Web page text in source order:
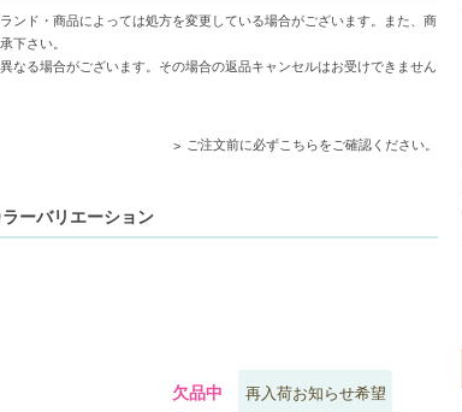
ド・商品によっては処方を変更している場合がございます。また、商
下さい。
る場合がございます。その場合の返品キャンセルはお受けできません
ご注文前に必ずこちらをご確認ください。
ーバリエーション
欠品中 再入荷お知らせ希望